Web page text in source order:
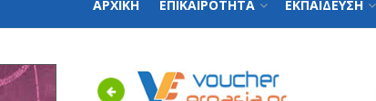
ΑΡΧΙΚΗ ΕΠΙΚΑΙΡΟΤΗΤΑ ΕΚΠΑΙΔΕΥΣΗ
Previous